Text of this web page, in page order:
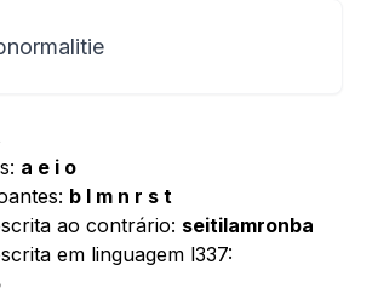
a e i o
b l m n r s t
ao contrário: seitilamronba
em linguagem l337: